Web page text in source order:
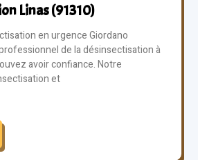
Linas (91310)
en urgence Giordano
de la désinsectisation à
avoir confiance. Notre
et